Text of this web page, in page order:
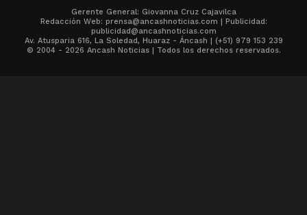
Gerente General: Giovanna Cruz Cajavilca
Redacción Web: prensa@ancashnoticias.com | Publicidad:
publicidad@ancashnoticias.com
Av. Atusparia 616, La Soledad, Huaraz - Áncash | (+51) 979 153 239
© 2004 - 2026 Ancash Noticias | Todos los derechos reservados.